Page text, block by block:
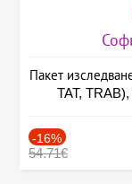
Пакет
TAT,
-16%
54.71€